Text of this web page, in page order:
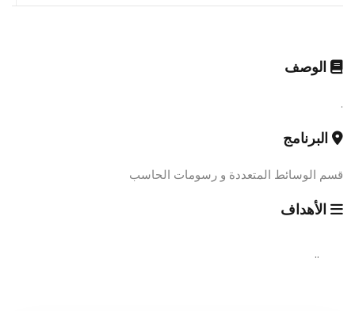
الوصف
.
البرنامج
قسم الوسائط المتعددة و رسومات الحاسب
الأهداف
..